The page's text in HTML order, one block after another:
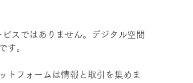
スではありません。デジタル空間
す。
トフォームは情報と取引を集めま